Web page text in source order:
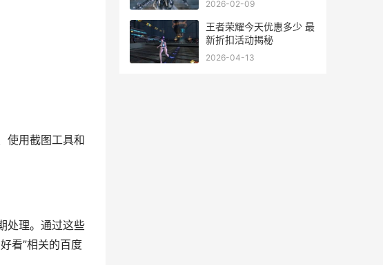
使用截图工具和
处理。通过这些
看”相关的百度
2026-02-09
王者荣耀今天优惠多少 最
新折扣活动揭秘
2026-04-13